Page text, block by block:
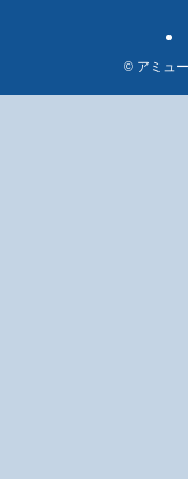
© アミュ